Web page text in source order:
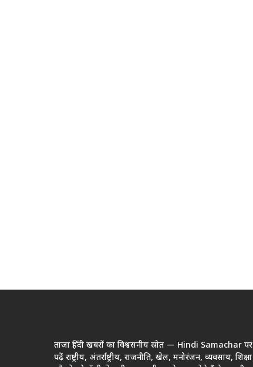
ताज़ा हिंदी खबरों का विश्वसनीय स्रोत — Hindi Samachar पर
पढ़ें राष्ट्रीय, अंतर्राष्ट्रीय, राजनीति, खेल, मनोरंजन, व्यवसाय, शिक्षा